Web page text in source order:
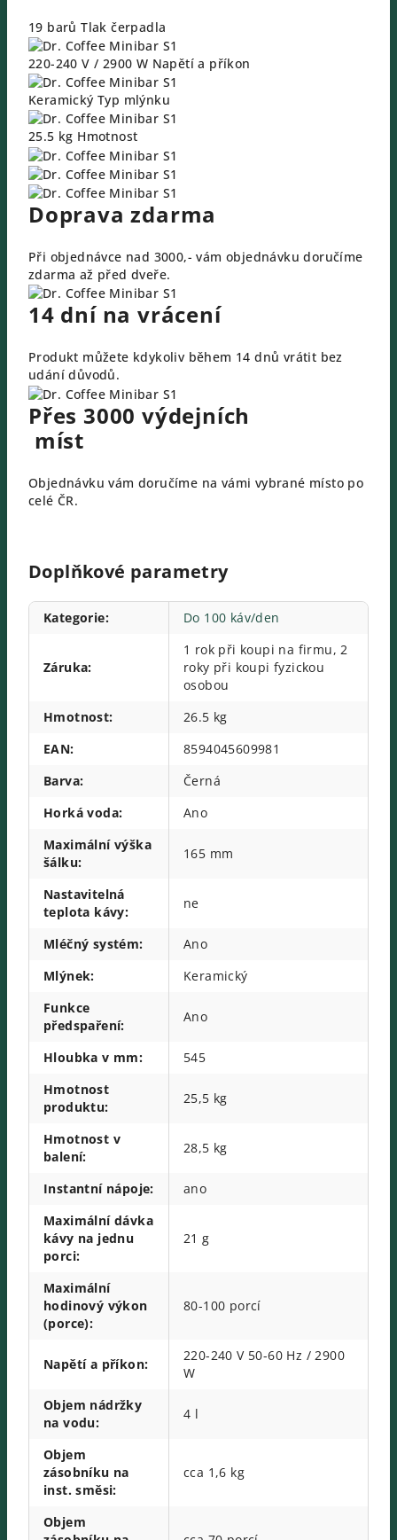
19 barůTlak čerpadla
220-240 V / 2900 W Napětí a příkon
KeramickýTyp mlýnku
25.5 kg Hmotnost
Doprava zdarma
Při objednávce nad 3000,- vám objednávku doručíme
zdarma až před dveře.
14 dní na vrácení
Produkt můžete kdykoliv během 14 dnů vrátit bez
udání důvodů.
Přes 3000 výdejních
míst
Objednávku vám doručíme na vámi vybrané místo po
celé ČR.
Doplňkové parametry
Kategorie: Do 100 káv/den
Záruka:
1 rok při koupi na firmu, 2
roky při koupi fyzickou
osobou
Hmotnost:
26.5 kg
EAN:
8594045609981
Barva:
Černá
Horká voda:
Ano
Maximální výška
šálku:
165 mm
Nastavitelná
teplota kávy:
ne
Mléčný systém:
Ano
Mlýnek:
Keramický
Funkce
předspaření:
Ano
Hloubka v mm:
545
Hmotnost
produktu:
25,5 kg
Hmotnost v
balení:
28,5 kg
Instantní nápoje:
ano
Maximální dávka
kávy na jednu
porci:
21 g
Maximální
hodinový výkon
(porce):
80-100 porcí
Napětí a příkon:
220-240 V 50-60 Hz / 2900
W
Objem nádržky
na vodu:
4 l
Objem
zásobníku na
inst. směsi:
cca 1,6 kg
Objem